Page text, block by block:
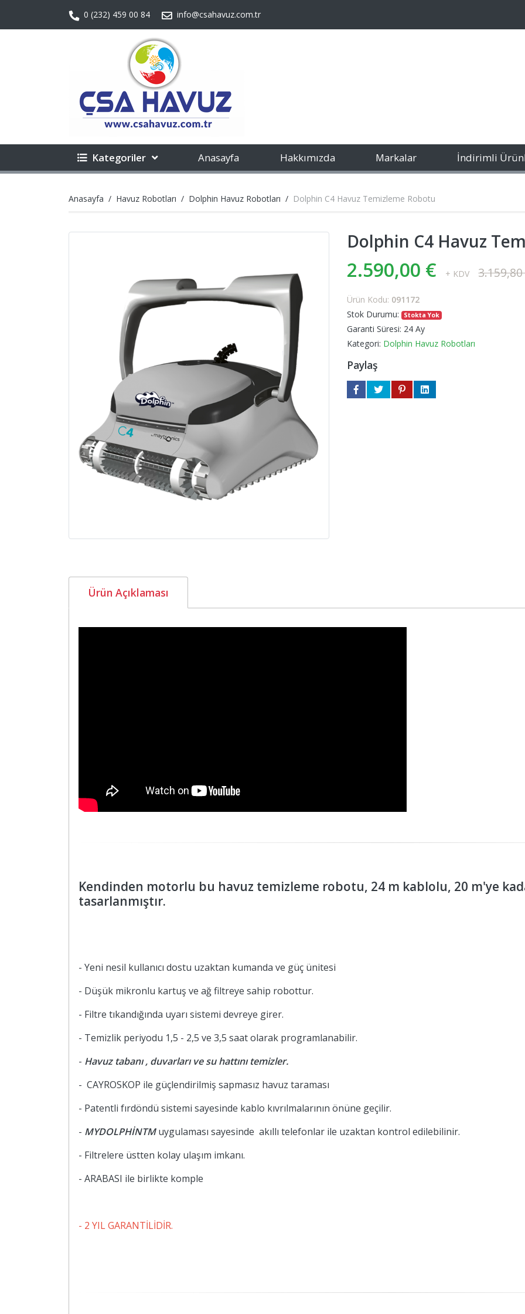
0 (232) 459 00 84 info@csahavuz.com.tr
Kategoriler Anasayfa Hakkımızda Markalar İndirimli
Anasayfa Havuz Robotları Dolphin Havuz Robotları Dolphin C4 Havuz Temizleme Robotu
Dolphin C4 Havuz
2.590,00 € + KDV
Ürün Kodu: 091172
Stok Durumu:
Stokta Yok
Garanti Süresi: 24 Ay
Kategori: Dolphin Havuz Robotları
Paylaş
Ürün Açıklaması
Kendinden motorlu bu havuz temizleme robotu, 24 m kablolu, 20 m'ye
tasarlanmıştır.
- Yeni nesil kullanıcı dostu uzaktan kumanda ve güç ünitesi
- Düşük mikronlu kartuş ve ağ filtreye sahip robottur.
- Filtre tıkandığında uyarı sistemi devreye girer.
- Temizlik periyodu 1,5 - 2,5 ve 3,5 saat olarak programlanabilir.
- Havuz tabanı , duvarları ve su hattını temizler.
- CAYROSKOP ile güçlendirilmiş sapmasız havuz taraması
- Patentli fırdöndü sistemi sayesinde kablo kıvrılmalarının önüne geçilir.
- MYDOLPHİNTMuygulaması sayesinde akıllı telefonlar ile uzaktan kontrol edilebilinir.
- Filtrelere üstten kolay ulaşım imkanı.
- ARABASI ile birlikte komple
- 2 YIL GARANTİLİDİR.